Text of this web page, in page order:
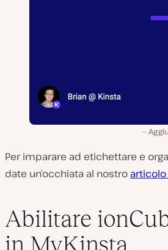
Per imparare ad etichettare e
date un’occhiata al nostro
Abilitare
in MyKinsta